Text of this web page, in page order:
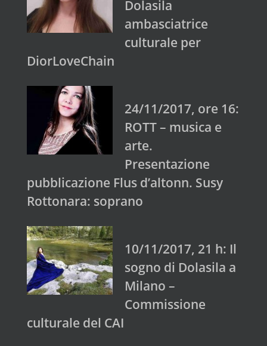
Dolasila
ambasciatrice
culturale per
DiorLoveChain
24/11/2017, ore 16:
ROTT – musica e
arte.
Presentazione
pubblicazione Flus d’altonn. Susy
Rottonara: soprano
10/11/2017, 21 h: Il
sogno di Dolasila a
Milano –
Commissione
culturale del CAI